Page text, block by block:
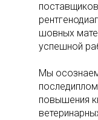
шовных
успешной
Мы
повышения